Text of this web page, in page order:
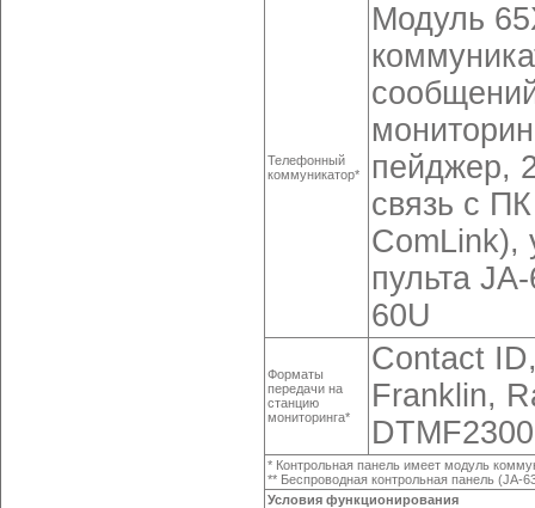
Телефонный
коммуникатор*
Модуль
пейджер,
связь с
ComLink),
пульта
60U
Форматы
передачи на
станцию
мониторинга*
Contact
Franklin,
* Контрольная панель имеет модуль
** Беспроводная контрольная панель (JA-
Условия функционирования